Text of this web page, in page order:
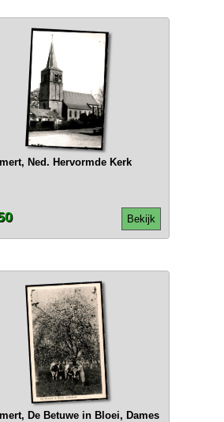
Ned. Hervormde Kerk
Bekijk
De Betuwe in Bloei, Dames